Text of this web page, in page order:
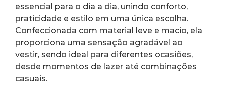
essencial para o dia a dia, unindo conforto,
praticidade e estilo em uma única escolha.
Confeccionada com material leve e macio, ela
proporciona uma sensação agradável ao
vestir, sendo ideal para diferentes ocasiões,
desde momentos de lazer até combinações
casuais.